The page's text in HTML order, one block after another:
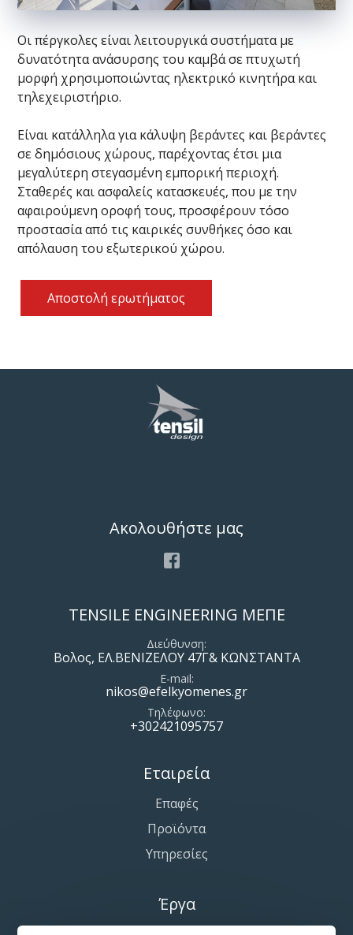
Οι πέργκολες είναι λειτουργικά συστήματα με
δυνατότητα ανάσυρσης του καμβά σε πτυχωτή
μορφή χρησιμοποιώντας ηλεκτρικό κινητήρα και
τηλεχειριστήριο.
Είναι κατάλληλα για κάλυψη βεράντες και βεράντες
σε δημόσιους χώρους, παρέχοντας έτσι μια
μεγαλύτερη στεγασμένη εμπορική περιοχή.
Σταθερές και ασφαλείς κατασκευές, που με την
αφαιρούμενη οροφή τους, προσφέρουν τόσο
προστασία από τις καιρικές συνθήκες όσο και
απόλαυση του εξωτερικού χώρου.
Αποστολή ερωτήματος
Εταιρεία
Επαφές
Προϊόντα
Υπηρεσίες
Έργα
TENSILE ENGINEERING ΜΕΠΕ
Διεύθυνση
Βολος, ΕΛ.ΒΕΝΙΖΕΛΟΥ 47Γ& ΚΩΝΣΤΑΝΤΑ
E-mail
nikos@efelkyomenes.gr
Τηλέφωνο
+302421095757
Ακολουθήστε μας